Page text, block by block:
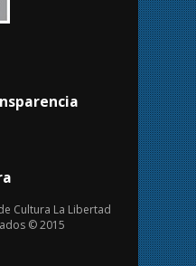
Cultura La Libertad
© 2015